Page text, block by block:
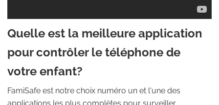
Quelle est la meilleure application
pour contrôler le téléphone de
votre enfant?
FamiSafe est notre choix numéro un et l'une des